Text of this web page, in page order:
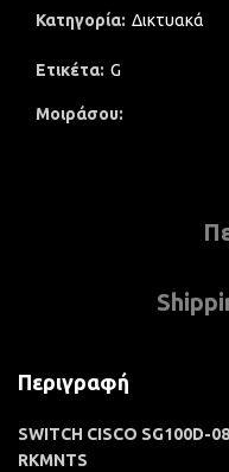
Κατηγορία: Δικτυακά
Ετικέτα: G
Μοιράσου
Περιγραφή
SWITCH CISCO SG100D-
RKMNTS